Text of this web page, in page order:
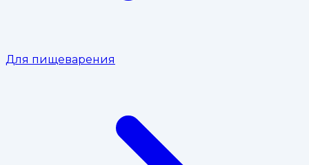
Для пищеварения